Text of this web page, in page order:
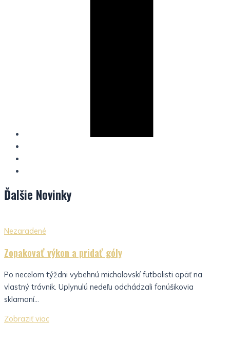
Ďalšie Novinky
Nezaradené
Zopakovať výkon a pridať góly
Po necelom týždni vybehnú michalovskí futbalisti opäť na
vlastný trávnik. Uplynulú nedeľu odchádzali fanúšikovia
sklamaní...
Zobraziť viac